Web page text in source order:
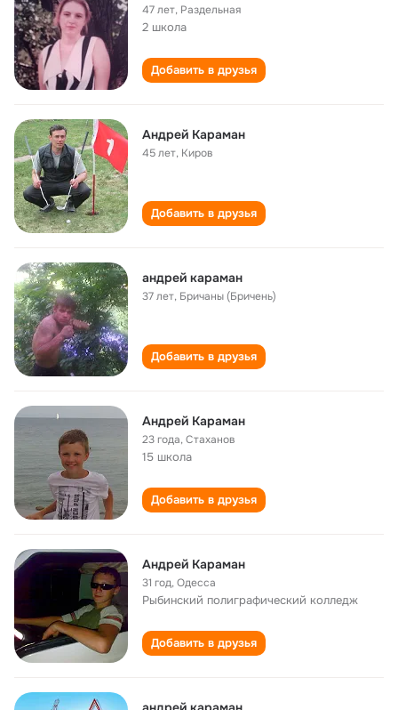
47 лет, Раздельная
2 школа
Добавить в друзья
Андрей Караман
45 лет, Киров
Добавить в друзья
андрей караман
37 лет, Бричаны (Бричень)
Добавить в друзья
Андрей Караман
23 года,Стаханов
15 школа
Добавить в друзья
Андрей Караман
31 год,Одесса
Рыбинский полиграфический колледж
Добавить в друзья